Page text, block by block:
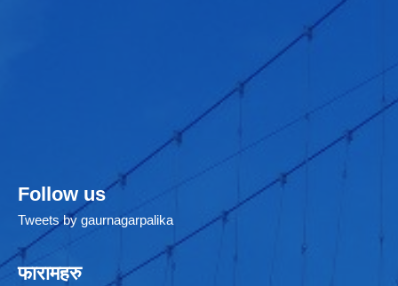
Follow us
Tweets by gaurnagarpalika
फारामहरु